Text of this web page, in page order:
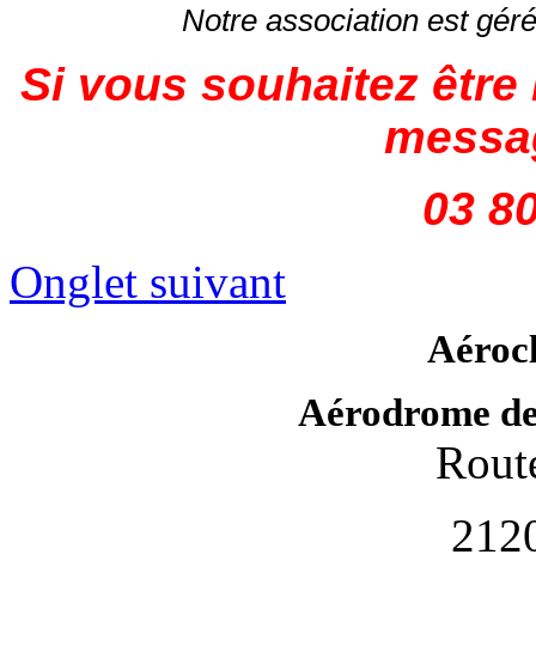
Notre association est
Si vous souhaitez
03
Onglet suivant
Aérodrome